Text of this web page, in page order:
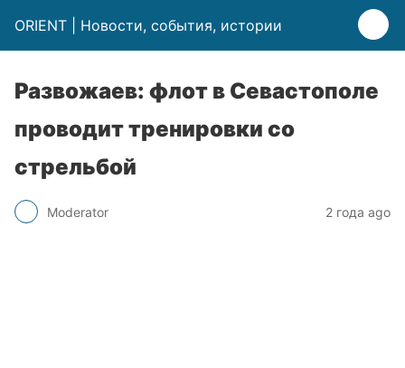
ORIENT | Новости, события, истории
Развожаев: флот в Севастополе
проводит тренировки со
стрельбой
Moderator 2 года ago